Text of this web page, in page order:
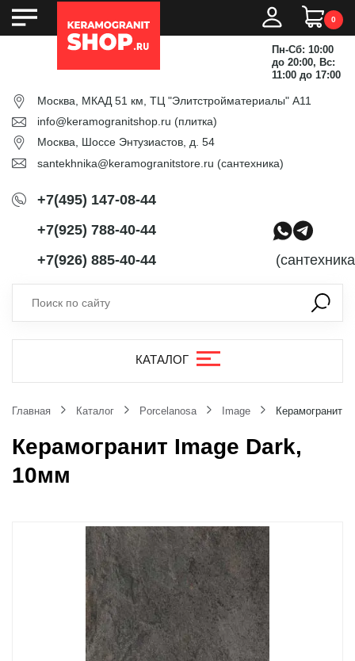
0
Пн-Сб: 10:00
до 20:00, Вс:
11:00 до 17:00
Москва, МКАД 51 км, ТЦ "Элитстройматериалы" А11
info@keramogranitshop.ru (плитка)
Москва, Шоссе Энтузиастов, д. 54
santekhnika@keramogranitstore.ru (сантехника)
+7(495) 147-08-44
+7(925) 788-40-44
+7(926) 885-40-44
КАТАЛОГ
Главная Каталог Porcelanosa Image Керамогранит
Керамогранит Image Dark,
10мм